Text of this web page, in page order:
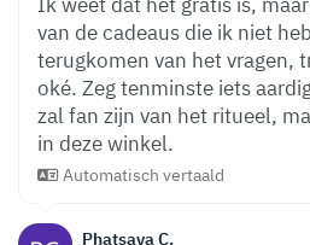
Phatsaya C.
van de cadeaus die ik niet
terugkomen van het vragen,
oké. Zeg tenminste iets
zal fan zijn van het ritueel,
in deze winkel.
Automatisch vertaald